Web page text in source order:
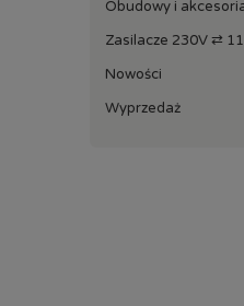
Obudowy i
Zasilacze 230V ⇄
Nowości
Wyprzedaż